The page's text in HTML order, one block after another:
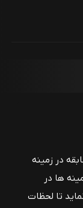
با بیش از ۱۲ سال سابقه در زمینه
ها در
تا لحظات